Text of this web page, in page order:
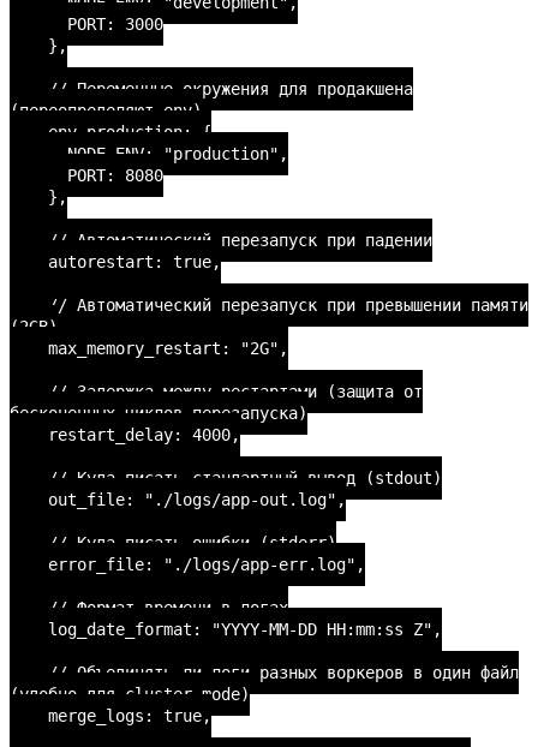
PORT: 3000
},
// Переменные окружения для продакшена
(переопределяют env)
env_production: {
NODE_ENV: "production",
PORT: 8080
},
// Автоматический перезапуск при падении
autorestart: true,
// Автоматический перезапуск при превышении памяти
(2GB)
max_memory_restart: "2G",
// Задержка между рестартами (защита от
бесконечных циклов перезапуска)
restart_delay: 4000,
// Куда писать стандартный вывод (stdout)
out_file: "./logs/app-out.log",
// Куда писать ошибки (stderr)
error_file: "./logs/app-err.log",
// Формат времени в логах
log_date_format: "YYYY-MM-DD HH:mm:ss Z",
// Объединять ли логи разных воркеров в один файл
(удобно для cluster mode)
merge_logs: true,